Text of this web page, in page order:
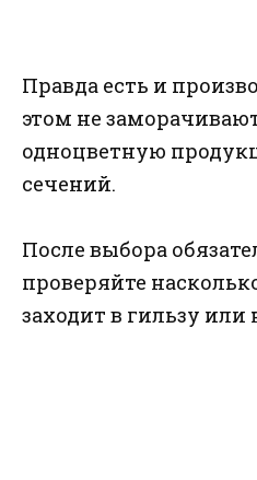
Правда есть и
этом не
одноцветную
сечений.
После выбора
проверяйте
заходит в гильзу